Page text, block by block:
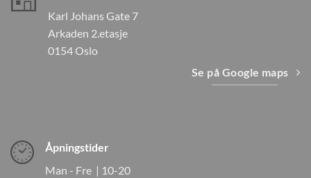
Karl Johans Gate 7
Arkaden 2.etasje
0154 Oslo
Se på Google maps
Åpningstider
Man - Fre | 10-20